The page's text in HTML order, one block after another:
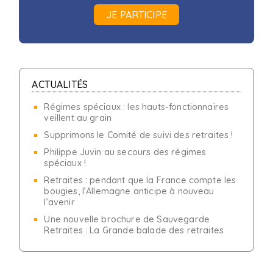
JE PARTICIPE
ACTUALITÉS
Régimes spéciaux : les hauts-fonctionnaires
veillent au grain
Supprimons le Comité de suivi des retraites !
Philippe Juvin au secours des régimes
spéciaux !
Retraites : pendant que la France compte les
bougies, l’Allemagne anticipe à nouveau
l’avenir
Une nouvelle brochure de Sauvegarde
Retraites : La Grande balade des retraites